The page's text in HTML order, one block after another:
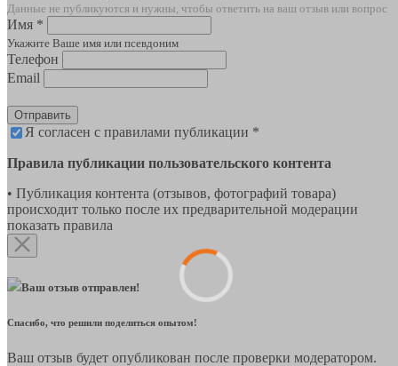
Данные не публикуются и нужны, чтобы ответить на ваш отзыв или вопрос
Имя *
Укажите Ваше имя или псевдоним
Телефон
Email
Отправить
Я согласен с правилами публикации *
Правила публикации пользовательского контента
• Публикация контента (отзывов, фотографий товара)
происходит только после их предварительной модерации
показать правила
Ваш отзыв отправлен!
Спасибо, что решили поделиться опытом!
Ваш отзыв будет опубликован после проверки модератором.